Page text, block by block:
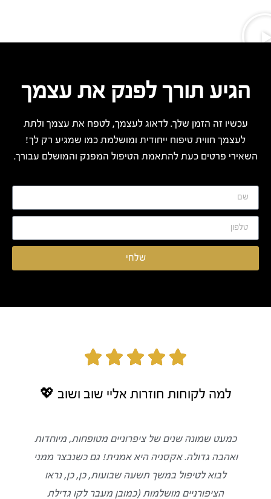
הגיע תורך לפנק את עצמך
עכשיו זה הזמן שלך. לדאוג לעצמך, לטפח את עצמך ולתת
לעצמך חווית טיפוח ייחודית ומושלמת כמו שמגיע רק לך!
השאירי פרטים כעת להתאמת הטיפול המפנק והמושלם עבורך.
שלחי





למה לקוחות חוזרות אליי שוב ושוב 💖
כמעט שמונה שנים של ציפרוניים מטופחות, מיוחדות
ואהבה גדולה. אקסניה היא אמנית! גם כשנבצר ממני
לבוא לטיפול במשך תשעה שבועות, כן, כן, נראו
הציפורניים מושלמות (כמובן מעבר לקו גדילת